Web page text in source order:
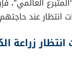
انتظار عند
زراعة